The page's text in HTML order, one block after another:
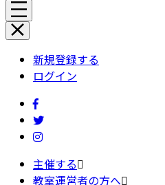
新規登録する
ログイン
主催する
教室運営者の方へ